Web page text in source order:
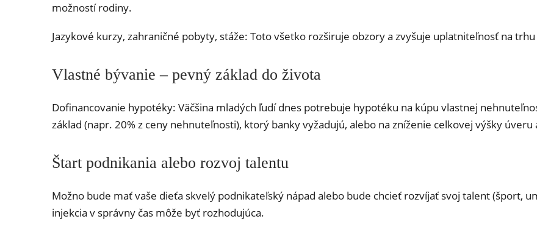
možností rodiny.
Jazykové kurzy, zahraničné pobyty, stáže: Toto všetko rozširuje obzory a zvyšuje uplatniteľnosť na
Vlastné bývanie – pevný základ do života
Dofinancovanie hypotéky: Väčšina mladých ľudí dnes potrebuje hypotéku na kúpu vlastnej
základ (napr. 20% z ceny nehnuteľnosti), ktorý banky vyžadujú, alebo na zníženie celkovej výšky
Štart podnikania alebo rozvoj talentu
Možno bude mať vaše dieťa skvelý podnikateľský nápad alebo bude chcieť rozvíjať svoj talent (šport,
injekcia v správny čas môže byť rozhodujúca.